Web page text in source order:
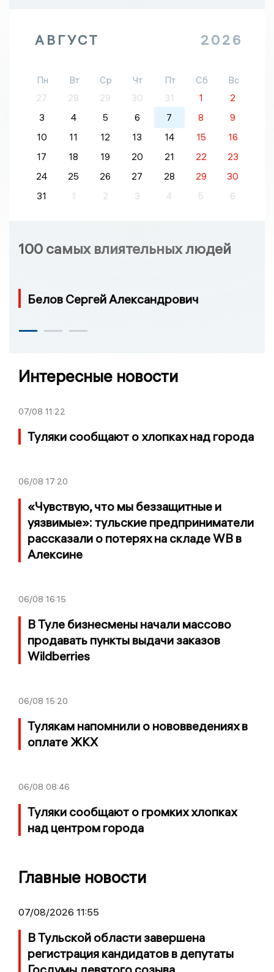
АВГУСТ 2026
Пн Вт Ср Чт Пт Сб
Вс
27
28 29 30 31 1
2
3
4 5 6 7 8
9
10
11 12 13 14 15
16
17
18 19 20 21 22
23
24
25 26 27 28 29
30
31
1 2 3 4 5 6
100 самых влиятельных людей
Белов Сергей Александрович
Интересные новости
07/08 11:22
Туляки сообщают о хлопках над города
06/08 17:20
«Чувствую, что мы беззащитные и
уязвимые»: тульские предприниматели
рассказали о потерях на складе WB в
Алексине
06/08 16:15
В Туле бизнесмены начали массово
продавать пункты выдачи заказов
Wildberries
06/08 15:20
Тулякам напомнили о нововведениях в
оплате ЖКХ
06/08 08:46
Туляки сообщают о громких хлопках
над центром города
Главные новости
07/08/2026 11:55
В Тульской области завершена
регистрация кандидатов в депутаты